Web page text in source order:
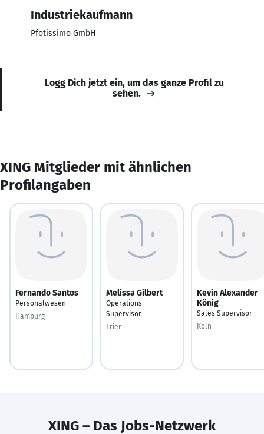
Industriekaufmann
Pfotissimo GmbH
Logg Dich jetzt ein, um das ganze Profil zu
sehen.
XING Mitglieder mit ähnlichen
Profilangaben
Fernando Santos
Personalwesen
Hamburg
Melissa Gilbert
Operations
Supervisor
Trier
Kevin Alexander
König
Sales Supervisor
Köln
XING – Das Jobs-Netzwerk